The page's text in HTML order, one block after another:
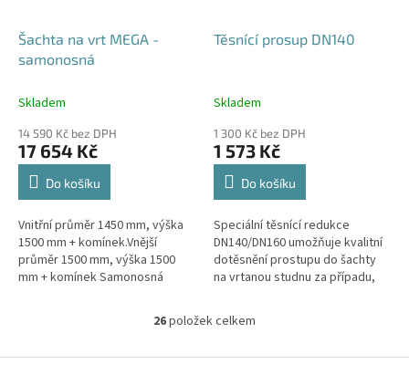
Šachta na vrt MEGA -
samonosná
Skladem
14 590 Kč bez DPH
17 654 Kč
Do košíku
Vnitřní průměr 1450 mm, výška
1500 mm + komínek.Vnější
průměr 1500 mm, výška 1500
mm + komínek Samonosná
obetonování.Volitelné průměry i
Těsnící prosup DN140
Skladem
1 300 Kč bez DPH
1 573 Kč
Do košíku
Speciální těsnící redukce
DN140/DN160 umožňuje kvalitní
dotěsnění prostupu do šachty
na vrtanou studnu za případu,
potrubí DN140.
O
l
26položek celkem